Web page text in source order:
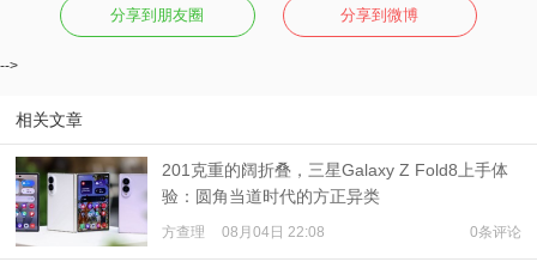
分享到朋友圈 分享到微博
-->
相关文章
201克重的阔折叠，三星Galaxy Z Fold8上手体
验：圆角当道时代的方正异类
方查理 08月04日 22:08 0条评论